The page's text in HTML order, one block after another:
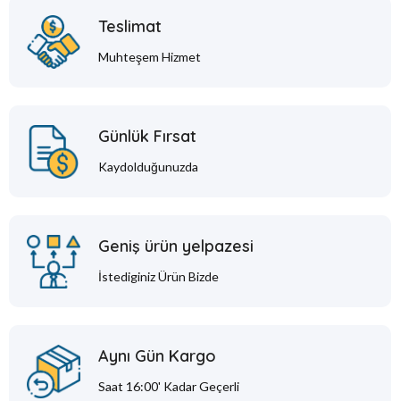
Teslimat
Muhteşem Hizmet
Günlük Fırsat
Kaydolduğunuzda
Geniş ürün yelpazesi
İstediginiz Ürün Bizde
Aynı Gün Kargo
Saat 16:00' Kadar Geçerli